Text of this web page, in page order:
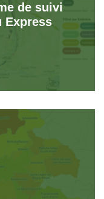
de suivi
Express